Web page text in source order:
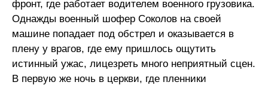
фронт, где работает водителем военного грузовика.
Однажды военный шофер Соколов на своей
машине попадает под обстрел и оказывается в
плену у врагов, где ему пришлось ощутить
истинный ужас, лицезреть много неприятный сцен.
В первую же ночь в церкви, где пленники